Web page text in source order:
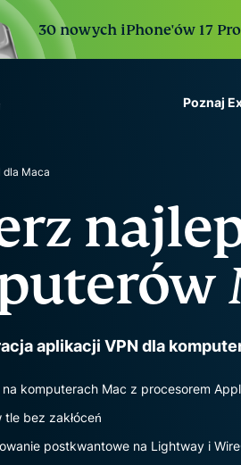
30 nowych iPhone'ów 17
Poznaj
scale.
dla Maca
aplikacji VPN dla
na komputerach Mac z procesorem
tle bez zakłóceń
postkwantowe na Lightway i